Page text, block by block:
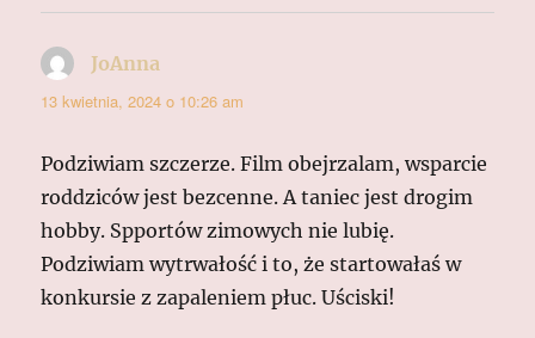
JoAnna
13 kwietnia, 2024 o 10:26 am
Podziwiam szczerze. Film obejrzalam, wsparcie
roddziców jest bezcenne. A taniec jest drogim
hobby. Spportów zimowych nie lubię.
Podziwiam wytrwałość i to, że startowałaś w
konkursie z zapaleniem płuc. Uściski!